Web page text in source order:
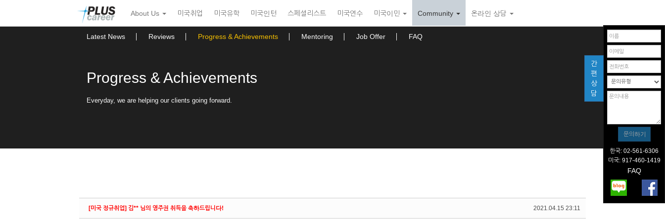
뉴
토
About Us 미국취업 미국유학 미국인턴 스페셜리스트 미국연수 미국이민 Community 온라인 상담
Latest News Reviews Progress & Achievements Mentoring Job Offer FAQ
Progress & Achievements
Everyday, we are helping our clients going forward.
2021.04.15 23:11
[미국 정규취업] 김** 님의 영주권 취득을 축하드립니다!
간
편
상
담
한국: 02-561-6306
미국: 917-460-1419
FAQ